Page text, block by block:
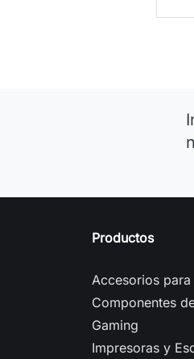
Productos
Accesorios
Componentes
Gaming
Impresoras y